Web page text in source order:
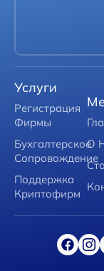
Услуги
Регистрация
Фирмы
Бухгалтерское
Сопровождение
Поддержка
Криптофирм
О